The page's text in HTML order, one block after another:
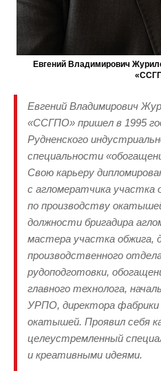
Евгений Владимирович
Евгений Владимирович
«ССГПО» пришел в 1995
Рудненского
специальности
Свою карьеру
с агломератчика участка
по производству
должности бригадира
мастера участка обжига,
производственного
рудоподготовки,
главного технолога,
УРПО, директора фабрики
окатышей. Проявил себя
целеустремленный
и креативными идеями.